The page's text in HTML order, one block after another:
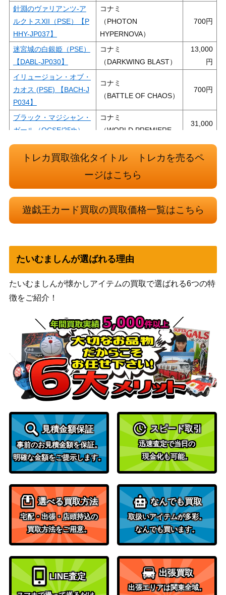
針淵のヴァリアンツ-ア
ルクトスXII（PSE）【P
HHY-JP037】
コナミ
（PHOTON
HYPERNOVA）
700
迷宮城の白銀姫（PSE）
【DABL-JP030】
コナミ
（DARKWING BLAST）
13,000
イリュージョン・オブ・
カオス (PSE) 【BACH-J
P034】
コナミ
（BATTLE OF CHAOS）
700
ブラック・マジシャン・
ガール（QCSE/25th）
【WPP4-JP066】
コナミ
（WORLD PREMIERE
PACK 2023）
31,000
守護天霊ロガエス(プリ
KONAMI
（DAWN OF
影の王 レイヴァーテイ
ン（PSE）【PHHY-JP04
7】
コナミ
（PHOTON
HYPERNOVA）
900
コナミ 200
ート（PSE）【BLVO-JP
028】
KONAMI
（BLAZING VORTEX）
2,800
25th）【INFO-JP021】
（INFINITE
FORBIDDEN）
BLUE EYES WHITE DR
AGON(PSE)【AC02-JP0
00】
コナミ
（ANIMATION
CHRONICLE 2022）
凶導の白聖骸 (PSE) 【B
ACH-JP035】
コナミ
（BATTLE OF CHAOS）
1,700
簡素融合(プリズマティ
ック）DAMA
KONAMI
（DAWN OF
MAJESTY）
400
遊戯王 妖醒龍ラルバウ
ール（20thｼｰｸﾚｯﾄ）DAN
KONAMI 1,100
遊戯王 連鎖空穴（20thｼ
ｰｸﾚｯﾄ）DANE
KONAMI 1,100
黎明の堕天使ルシフェル
(プリズマティック）RO
（RISE OF THE
500
教導の聖女エクレシア
（QCSE）【RC04-JP02
1】
コナミ
（ARITY
COLLECTION）
4,500
トレカ買取強化タイトル トレカを売るペ
ージはこちら
遊戯王カード買取の買取価格一覧はこちら
たいむましんが選ばれる理由
たいむましんが懐かしアイテムの買取で選ばれる6つの特
徴をご紹介！
見積金額保証
事前のお見積金額を保証。
明確な金額をご提示します。
スピード取引
迅速査定で当日の
現金化も可能。
選べる買取方法
宅配・出張・店頭持込の
買取方法をご用意。
なんでも買取
取扱いアイテムが多彩。
なんでも買います。
LINE査定 出張買取
出張エリアは関東全域。